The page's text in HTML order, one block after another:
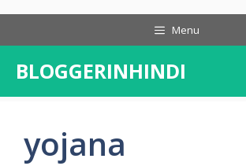
to
content
Menu
BLOGGERINHINDI
yojana